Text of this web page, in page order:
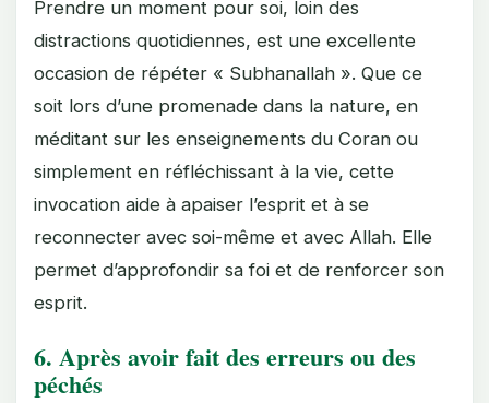
Prendre un moment pour soi, loin des
distractions quotidiennes, est une excellente
occasion de répéter « Subhanallah ». Que ce
soit lors d’une promenade dans la nature, en
méditant sur les enseignements du Coran ou
simplement en réfléchissant à la vie, cette
invocation aide à apaiser l’esprit et à se
reconnecter avec soi-même et avec Allah. Elle
permet d’approfondir sa foi et de renforcer son
esprit.
6. Après avoir fait des erreurs ou des
péchés